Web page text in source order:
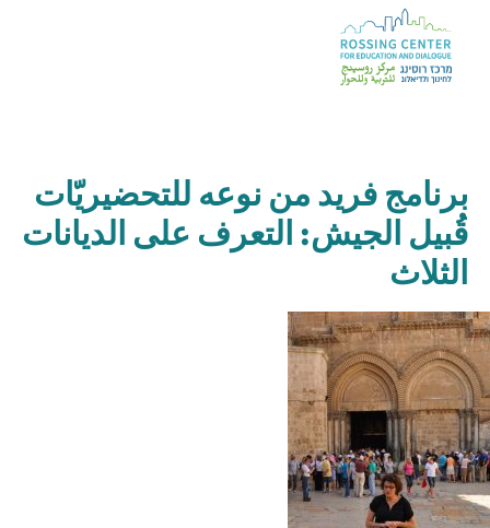
برنامج فريد من نوعه للتحضيريّات
قُبيل الجيش: التعرف على الديانات
الثلاث